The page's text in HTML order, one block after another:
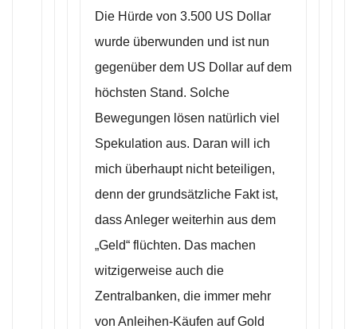
Die Hürde von 3.500 US Dollar
wurde überwunden und ist nun
gegenüber dem US Dollar auf dem
höchsten Stand. Solche
Bewegungen lösen natürlich viel
Spekulation aus. Daran will ich
mich überhaupt nicht beteiligen,
denn der grundsätzliche Fakt ist,
dass Anleger weiterhin aus dem
„Geld“ flüchten. Das machen
witzigerweise auch die
Zentralbanken, die immer mehr
von Anleihen-Käufen auf Gold